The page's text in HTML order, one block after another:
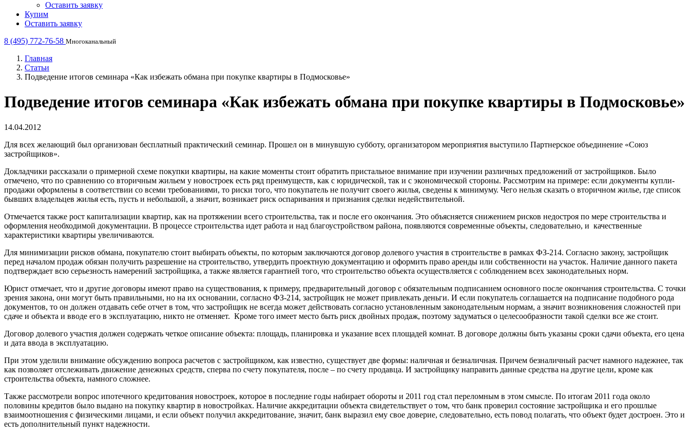
Оставить заявку
Купим
Оставить заявку
8 (495) 772-76-58 Многоканальный
Главная
Статьи
Подведение итогов семинара «Как избежать обмана при покупке квартиры в Подмосковье»
Подведение итогов семинара «Как избежать обмана при покупке квартиры в Подмосковье»
14.04.2012
Для всех желающий был организован бесплатный практический семинар. Прошел он в минувшую субботу, организатором мероприятия выступило Партнерское объединение «Союз
застройщиков».
Докладчики рассказали о примерной схеме покупки квартиры, на какие моменты стоит обратить пристальное внимание при изучении различных предложений от застройщиков. Было
отмечено, что по сравнению со вторичным жильем у новостроек есть ряд преимуществ, как с юридической, так и с экономической стороны. Рассмотрим на примере: если документы купли-
продажи оформлены в соответствии со всеми требованиями, то риски того, что покупатель не получит своего жилья, сведены к минимуму. Чего нельзя сказать о вторичном жилье, где список
бывших владельцев жилья есть, пусть и небольшой, а значит, возникает риск оспаривания и признания сделки недействительной.
Отмечается также рост капитализации квартир, как на протяжении всего строительства, так и после его окончания. Это объясняется снижением рисков недостроя по мере строительства и
оформления необходимой документации. В процессе строительства идет работа и над благоустройством района, появляются современные объекты, следовательно, и качественные
характеристики квартиры увеличиваются.
Для минимизации рисков обмана, покупателю стоит выбирать объекты, по которым заключаются договор долевого участия в строительстве в рамках ФЗ-214. Согласно закону, застройщик
перед началом продаж обязан получить разрешение на строительство, утвердить проектную документацию и оформить право аренды или собственности на участок. Наличие данного пакета
подтверждает всю серьезность намерений застройщика, а также является гарантией того, что строительство объекта осуществляется с соблюдением всех законодательных норм.
Юрист отмечает, что и другие договоры имеют право на существования, к примеру, предварительный договор с обязательным подписанием основного после окончания строительства. С точки
зрения закона, они могут быть правильными, но на их основании, согласно ФЗ-214, застройщик не может привлекать деньги. И если покупатель соглашается на подписание подобного рода
документов, то он должен отдавать себе отчет в том, что застройщик не всегда может действовать согласно установленным законодательным нормам, а значит возникновения сложностей при
сдаче и объекта и вводе его в эксплуатацию, никто не отменяет. Кроме того имеет место быть риск двойных продаж, поэтому задуматься о целесообразности такой сделки все же стоит.
Договор долевого участия должен содержать четкое описание объекта: площадь, планировка и указание всех площадей комнат. В договоре должны быть указаны сроки сдачи объекта, его цена
и дата ввода в эксплуатацию.
При этом уделили внимание обсуждению вопроса расчетов с застройщиком, как известно, существует две формы: наличная и безналичная. Причем безналичный расчет намного надежнее, так
как позволяет отслеживать движение денежных средств, сперва по счету покупателя, после – по счету продавца. И застройщику направить данные средства на другие цели, кроме как
строительства объекта, намного сложнее.
Также рассмотрели вопрос ипотечного кредитования новостроек, которое в последние годы набирает обороты и 2011 год стал переломным в этом смысле. По итогам 2011 года около
половины кредитов было выдано на покупку квартир в новостройках. Наличие аккредитации объекта свидетельствует о том, что банк проверил состояние застройщика и его прошлые
взаимоотношения с физическими лицами, и если объект получил аккредитование, значит, банк выразил ему свое доверие, следовательно, есть повод полагать, что объект будет достроен. Это и
есть дополнительный пункт надежности.